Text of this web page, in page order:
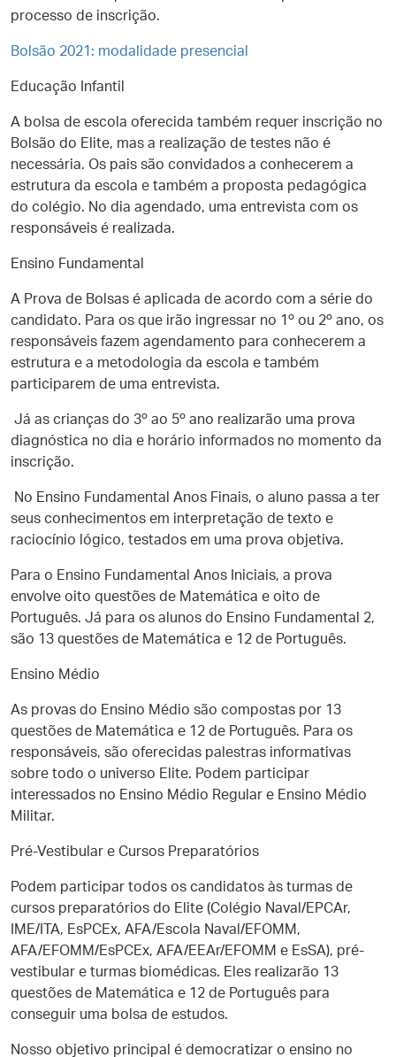
processo de inscrição.
Bolsão 2021: modalidade presencial
Educação Infantil
A bolsa de escola oferecida também requer inscrição no
Bolsão do Elite, mas a realização de testes não é
necessária. Os pais são convidados a conhecerem a
estrutura da escola e também a proposta pedagógica
do colégio. No dia agendado, uma entrevista com os
responsáveis é realizada.
Ensino Fundamental
A Prova de Bolsas é aplicada de acordo com a série do
candidato. Para os que irão ingressar no 1º ou 2º ano, os
responsáveis fazem agendamento para conhecerem a
estrutura e a metodologia da escola e também
participarem de uma entrevista.
Já as crianças do 3º ao 5º ano realizarão uma prova
diagnóstica no dia e horário informados no momento da
inscrição.
No Ensino Fundamental Anos Finais, o aluno passa a ter
seus conhecimentos em interpretação de texto e
raciocínio lógico, testados em uma prova objetiva.
Para o Ensino Fundamental Anos Iniciais, a prova
envolve oito questões de Matemática e oito de
Português. Já para os alunos do Ensino Fundamental 2,
são 13 questões de Matemática e 12 de Português.
Ensino Médio
As provas do Ensino Médio são compostas por 13
questões de Matemática e 12 de Português. Para os
responsáveis, são oferecidas palestras informativas
sobre todo o universo Elite. Podem participar
interessados no Ensino Médio Regular e Ensino Médio
Militar.
Pré-Vestibular e Cursos Preparatórios
Podem participar todos os candidatos às turmas de
cursos preparatórios do Elite (Colégio Naval/EPCAr,
IME/ITA, EsPCEx, AFA/Escola Naval/EFOMM,
AFA/EFOMM/EsPCEx, AFA/EEAr/EFOMM e EsSA), pré-
vestibular e turmas biomédicas. Eles realizarão 13
questões de Matemática e 12 de Português para
conseguir uma bolsa de estudos.
Nosso objetivo principal é democratizar o ensino no